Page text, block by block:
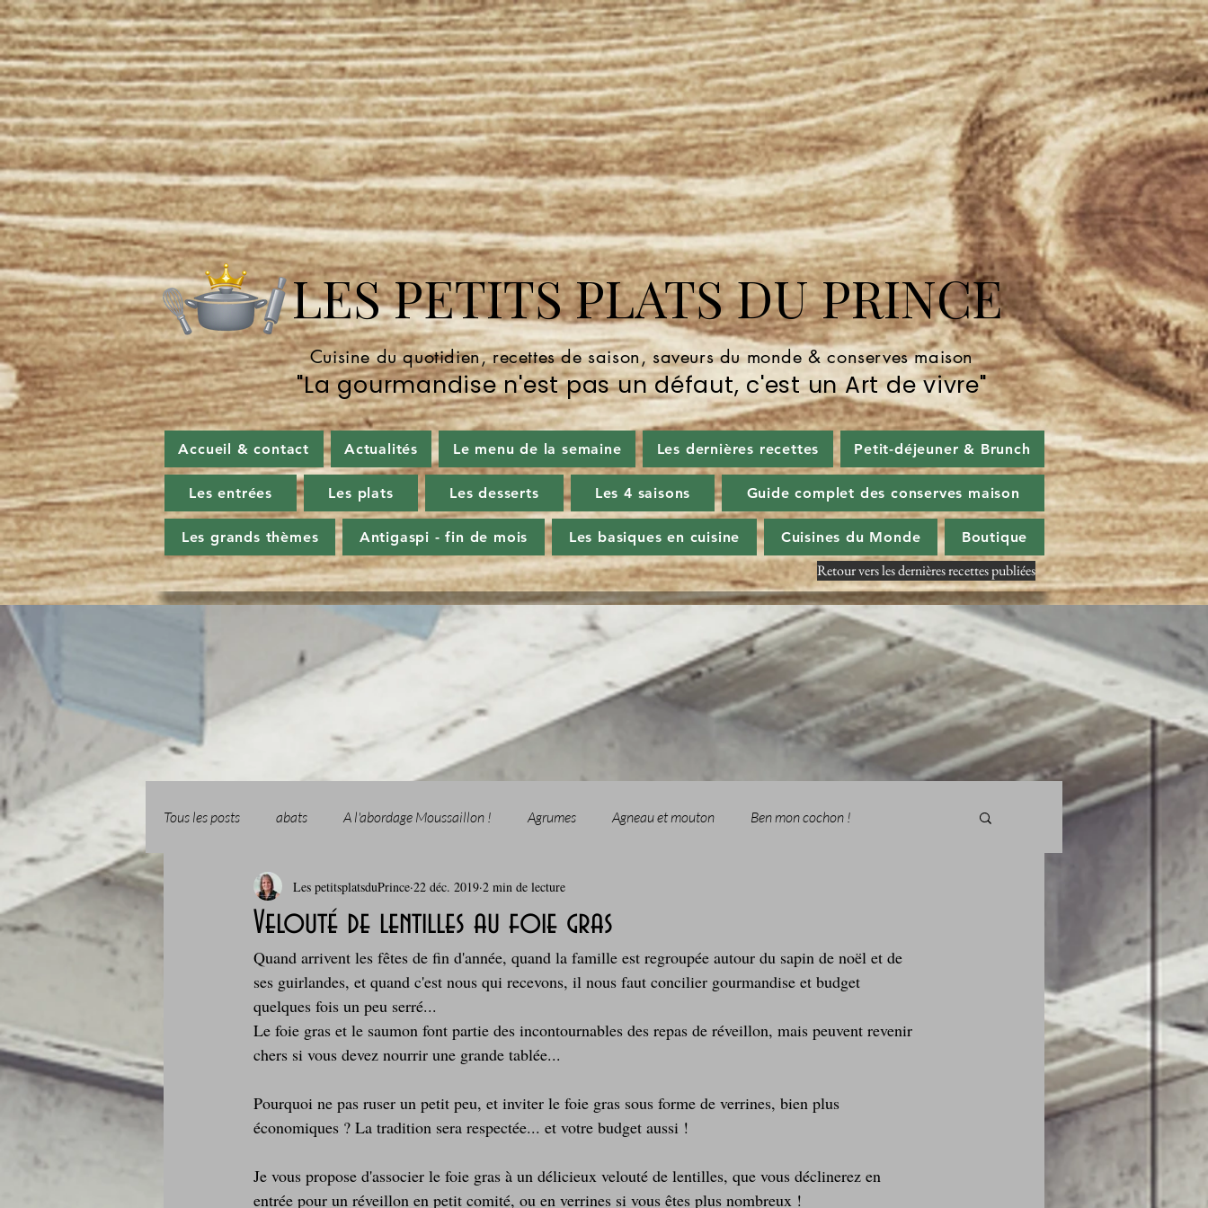
LES PETITS PLATS DU PRINCE
Cuisine du quotidien, recettes de saison, saveurs du monde & conserves maison
"La gourmandise n'est pas un défaut, c'est un Art de vivre"
Accueil & contact Actualités Le menu de la semaine Les dernières recettes Petit-déjeuner & Brunch
Les entrées Les plats Les desserts Les 4 saisons Guide complet des conserves maison
Les grands thèmes Antigaspi - fin de mois Les basiques en cuisine Cuisines du Monde Boutique
Retour vers les dernières recettes publiées
Tous les posts abats A l'abordage Moussaillon ! Agrumes Agneau et mouton Ben mon cochon !
Boissons et cocktails Boulangerie Breakfast c'est la rentrée !
Comfort food, les recettes doudou Coquillages et crustacés Courges, cucurbitacées cuisine des fleurs
Cuisine du Camping Déjeuner sur l'herbe Desserts - glaces - pâtisserie Finger food, snack Foire au vin
Fondus de chocolat fruits à coque Garden Party - buffet - Verrines Gâteau d'anniversaire
Glaces, sorbets, desserts glacés Grillades, barbecues et plancha Healthy, léger, ou végétarien i Love Tomate !
Velouté de lentilles au foie gras
Les petitsplatsduPrince 22 déc. 2019 2 min de lecture
Quand arrivent les fêtes de fin d'année, quand la famille est regroupée autour du sapin de noël et de
ses guirlandes, et quand c'est nous qui recevons, il nous faut concilier gourmandise et budget
quelques fois un peu serré...
Le foie gras et le saumon font partie des incontournables des repas de réveillon, mais peuvent revenir
chers si vous devez nourrir une grande tablée...
Pourquoi ne pas ruser un petit peu, et inviter le foie gras sous forme de verrines, bien plus
économiques ? La tradition sera respectée... et votre budget aussi !
Je vous propose d'associer le foie gras à un délicieux velouté de lentilles, que vous déclinerez en
entrée pour un réveillon en petit comité, ou en verrines si vous êtes plus nombreux !